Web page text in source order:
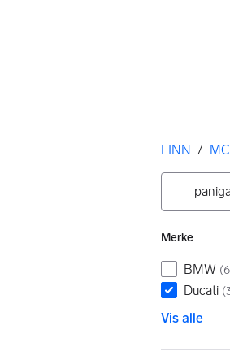
Her er
FINN / MC
Filtre
Søk i MC
Merke
BMW (6
Ducati (
Vis alle